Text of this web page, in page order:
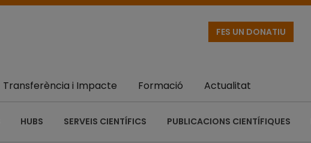
FES UN DONATIU
HUBS SERVEIS CIENTÍFICS PUBLICACIONS CIENTÍFIQUES
Transferència i Impacte Formació Actualitat